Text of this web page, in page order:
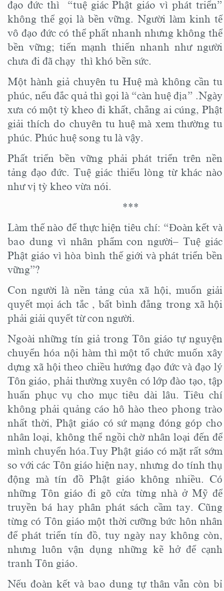
đạo đức thì “tuệ giác Phật giáo vì phát triển”
không thể gọi là bền vững. Người làm kinh tế
vô đạo đức có thể phất nhanh nhưng không thể
bền vững; tiến mạnh thiến nhanh như người
chưa đi đã chạy thì khó bền sức.
Một hành giả chuyên tu Huệ mà không cần tu
phúc, nếu đắc quả thì gọi là “càn huệ địa” .Ngày
xưa có một tỳ kheo đi khất, chẳng ai cúng, Phật
giải thích do chuyên tu huệ mà xem thường tu
phúc. Phúc huệ song tu là vậy.
Phất triển bền vững phải phát triển trên nền
tảng đạo đức. Tuệ giác thiếu lòng từ khác nào
như vị tỳ kheo vừa nói.
***
Làm thế nào để thực hiện tiêu chí: “Đoàn kết và
bao dung vì nhân phẩm con người– Tuệ giác
Phật giáo vì hòa bình thế giới và phát triển bền
vững”?
Con người là nền tảng của xã hội, muốn giải
quyết mọi ách tắc , bất bình đẳng trong xã hội
phải giải quyết từ con người.
Ngoài những tín giả trong Tôn giáo tự nguyện
chuyển hóa nội hàm thì một tổ chức muốn xây
dựng xã hội theo chiều hướng đạo đức và đạo lý
Tôn giáo, phải thường xuyên có lớp đào tạo, tập
huấn phục vụ cho mục tiêu dài lâu. Tiêu chí
không phải quảng cáo hô hào theo phong trào
nhất thời, Phật giáo có sứ mạng đóng góp cho
nhân loại, không thể ngồi chờ nhân loại đến để
mình chuyển hóa.Tuy Phật giáo có mặt rất sớm
so với các Tôn giáo hiện nay, nhưng do tính thụ
động mà tín đồ Phật giáo không nhiều. Có
những Tôn giáo đi gõ cửa từng nhà ở Mỹ để
truyền bá hay phân phát sách cầm tay. Cũng
từng có Tôn giáo một thời cưỡng bức hôn nhân
để phát triển tín đồ, tuy ngày nay không còn,
nhưng luôn vận dụng những kẽ hở để cạnh
tranh Tôn giáo.
Nếu đoàn kết và bao dung tự thân vẫn còn bỉ